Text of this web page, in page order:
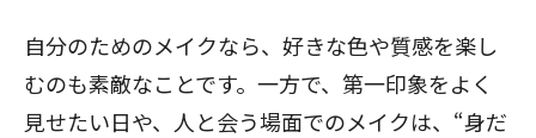
自分のためのメイクなら、好きな色や質感を楽し
むのも素敵なことです。一方で、第一印象をよく
見せたい日や、人と会う場面でのメイクは、“身だ